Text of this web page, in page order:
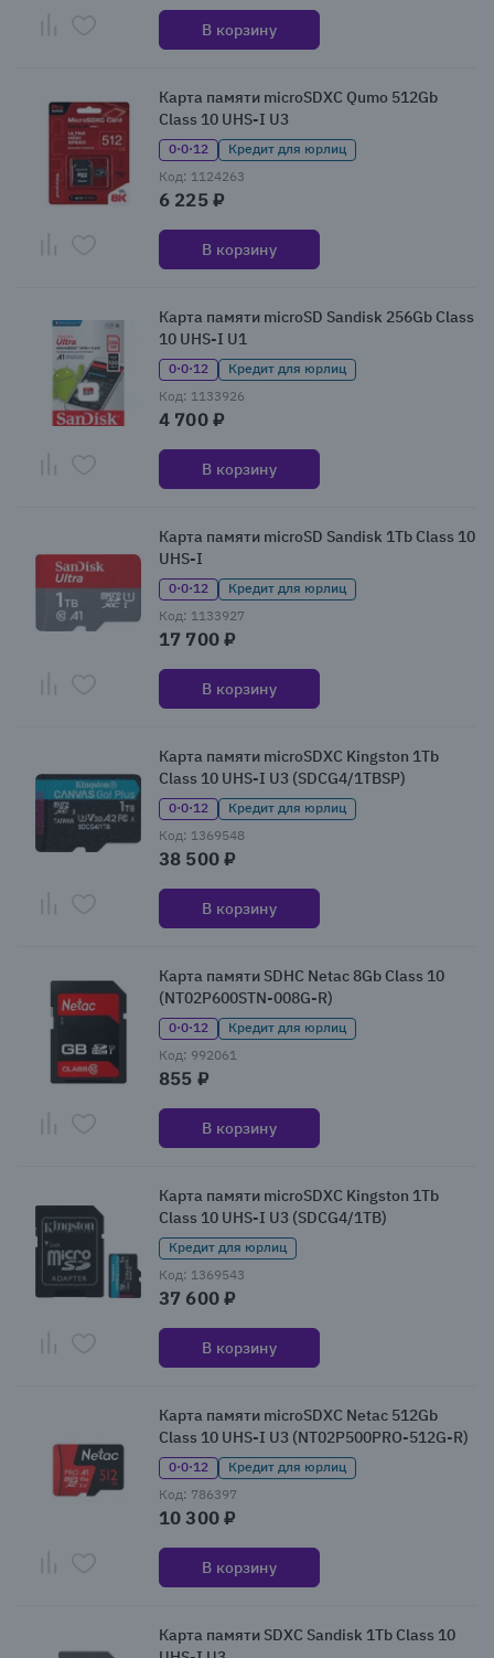
В корзину
Карта памяти microSDXC Qumo 512Gb
Class 10 UHS-I U3
0·0·12
Кредит для юрлиц
Код: 1124263
6 225 ₽
В корзину
Карта памяти microSD Sandisk 256Gb Class
10 UHS-I U1
0·0·12
Кредит для юрлиц
Код: 1133926
4 700 ₽
В корзину
Карта памяти microSD Sandisk 1Tb Class 10
UHS-I
0·0·12
Кредит для юрлиц
Код: 1133927
17 700 ₽
В корзину
Карта памяти microSDXC Kingston 1Tb
Class 10 UHS-I U3 (SDCG4/1TBSP)
0·0·12
Кредит для юрлиц
Код: 1369548
38 500 ₽
В корзину
Карта памяти SDHC Netac 8Gb Class 10
(NT02P600STN-008G-R)
0·0·12
Кредит для юрлиц
Код: 992061
855 ₽
В корзину
Карта памяти microSDXC Kingston 1Tb
Class 10 UHS-I U3 (SDCG4/1TB)
Кредит для юрлиц
Код: 1369543
37 600 ₽
В корзину
Карта памяти microSDXC Netac 512Gb
Class 10 UHS-I U3 (NT02P500PRO-512G-R)
0·0·12
Кредит для юрлиц
Код: 786397
10 300 ₽
В корзину
Карта памяти SDXC Sandisk 1Tb Class 10